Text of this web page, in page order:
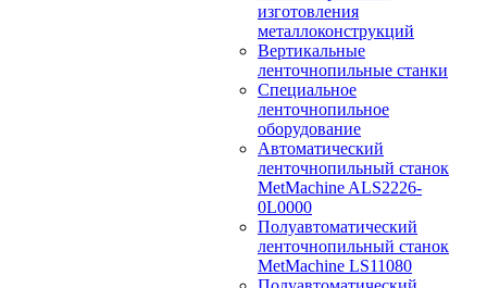
изготовления
металлоконструкций
Вертикальные
ленточнопильные станки
Специальное
ленточнопильное
оборудование
Автоматический
ленточнопильный станок
MetMachine ALS2226-
0L0000
Полуавтоматический
ленточнопильный станок
MetMachine LS11080